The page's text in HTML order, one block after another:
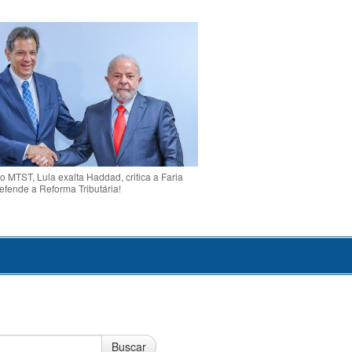
MTST, Lula exalta Haddad, critica a Faria
a Reforma Tributária!
Buscar